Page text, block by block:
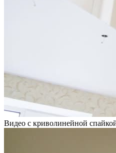
Видео с криволинейной